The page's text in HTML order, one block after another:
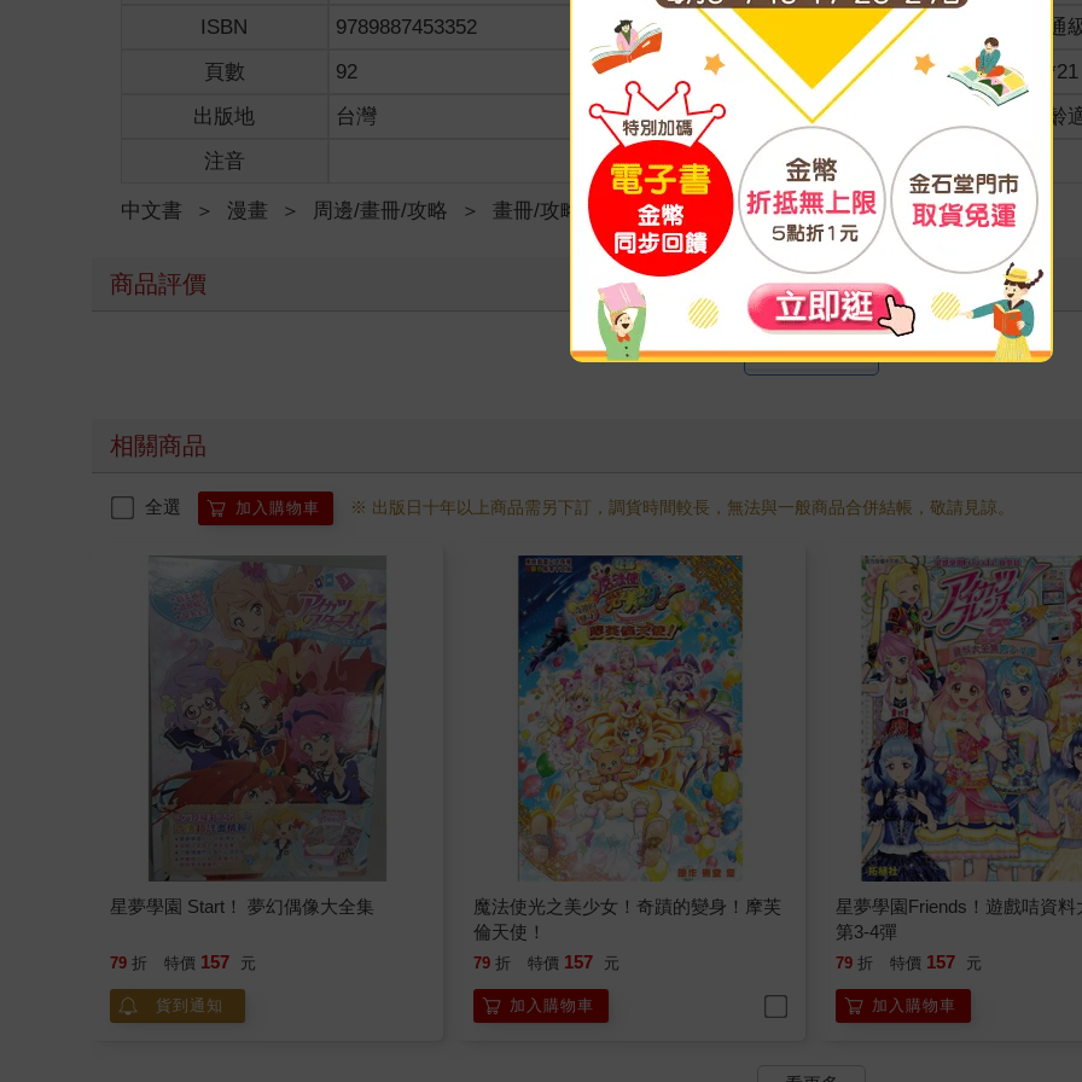
ISBN 9789887453352 分級
普通
頁數
92 商品規格
26*21
出版地
台灣
全齡
注音
級別
中文書 ＞ 漫畫 ＞ 周邊/畫冊/攻略 ＞ 畫冊/攻略/設定集
商品評價
寫評價
相關商品
全選 加入購物車 ※ 出版日十年以上商品需另下訂，調貨時間較長，無法與一般商品合併結帳，敬請見諒。
星夢學園 Start！ 夢幻偶像大全集
79 折 特價 157 元
貨到通知
魔法使光之美少女！奇蹟的變身！摩芙
倫天使！
79 折 特價 157 元
加入購物車
星夢學園Friends！遊戲咭資料
第3-4彈
79 折 特價 157 元
加入購物車